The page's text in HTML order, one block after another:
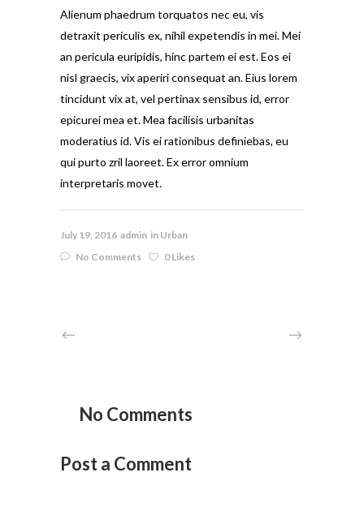
Alienum phaedrum torquatos nec eu, vis
detraxit periculis ex, nihil expetendis in mei. Mei
an pericula euripidis, hinc partem ei est. Eos ei
nisl graecis, vix aperiri consequat an. Eius lorem
tincidunt vix at, vel pertinax sensibus id, error
epicurei mea et. Mea facilisis urbanitas
moderatius id. Vis ei rationibus definiebas, eu
qui purto zril laoreet. Ex error omnium
interpretaris movet.
July 19, 2016 admin in Urban
No Comments
0 Likes
No Comments
Post a Comment